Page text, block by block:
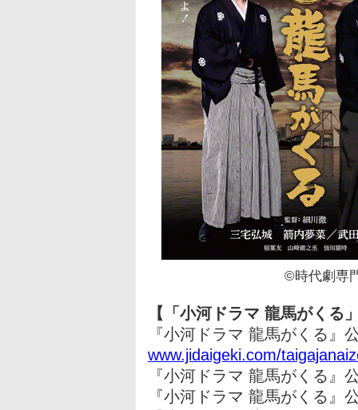
©時代劇専
【「小河ドラマ 龍馬がくる
『小河ドラマ 龍馬がくる』
www.jidaigeki.com/
『小河ドラマ 龍馬がくる』
『小河ドラマ 龍馬がくる』